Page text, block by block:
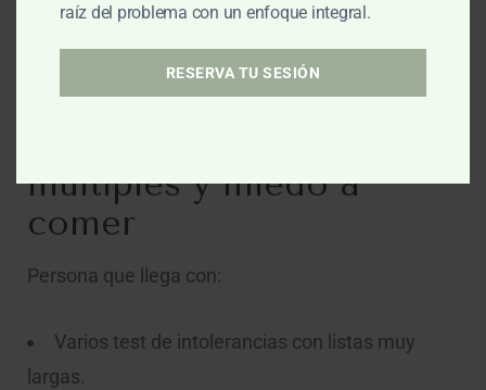
La biorresonancia permiteafinar qué priorizar
y cómo acompañar mejor el proceso.
múltiples y miedo a
comer
Persona que llega con:
Varios test de intolerancias con listas muy
largas.
raíz del problema con un enfoque integral.
RESERVA TU SESIÓN